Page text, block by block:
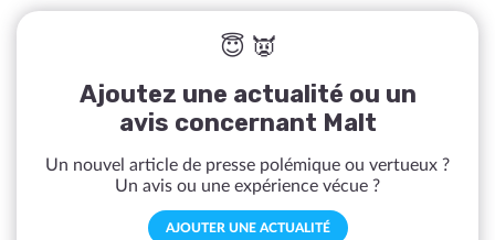
😇 👿
Ajoutez une actualité ou un
avis concernant Malt
Un nouvel article de presse polémique ou vertueux ?
Un avis ou une expérience vécue ?
AJOUTER UNE ACTUALITÉ